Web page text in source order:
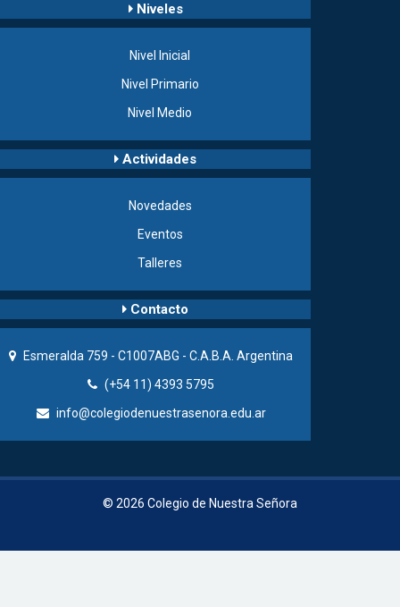
Niveles
Nivel Inicial
Nivel Primario
Nivel Medio
Actividades
Novedades
Eventos
Talleres
Contacto
Esmeralda 759 - C1007ABG - C.A.B.A. Argentina
(+54 11) 4393 5795
info@colegiodenuestrasenora.edu.ar
© 2026 Colegio de Nuestra Señora